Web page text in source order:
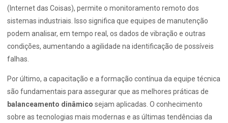
(Internet das Coisas), permite o monitoramento remoto dos
sistemas industriais. Isso significa que equipes de manutenção
podem analisar, em tempo real, os dados de vibração e outras
condições, aumentando a agilidade na identificação de possíveis
falhas.
Por último, a capacitação e a formação contínua da equipe técnica
são fundamentais para assegurar que as melhores práticas de
balanceamento dinâmico sejam aplicadas. O conhecimento
sobre as tecnologias mais modernas e as últimas tendências da